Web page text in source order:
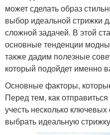
может сделать образ
выбор идеальной стрижки
сложной задачей. В этой
основные тенденции
также дадим полезные
который подойдет именно
Основные факторы,
Перед тем, как
учесть несколько
выбрать идеальную